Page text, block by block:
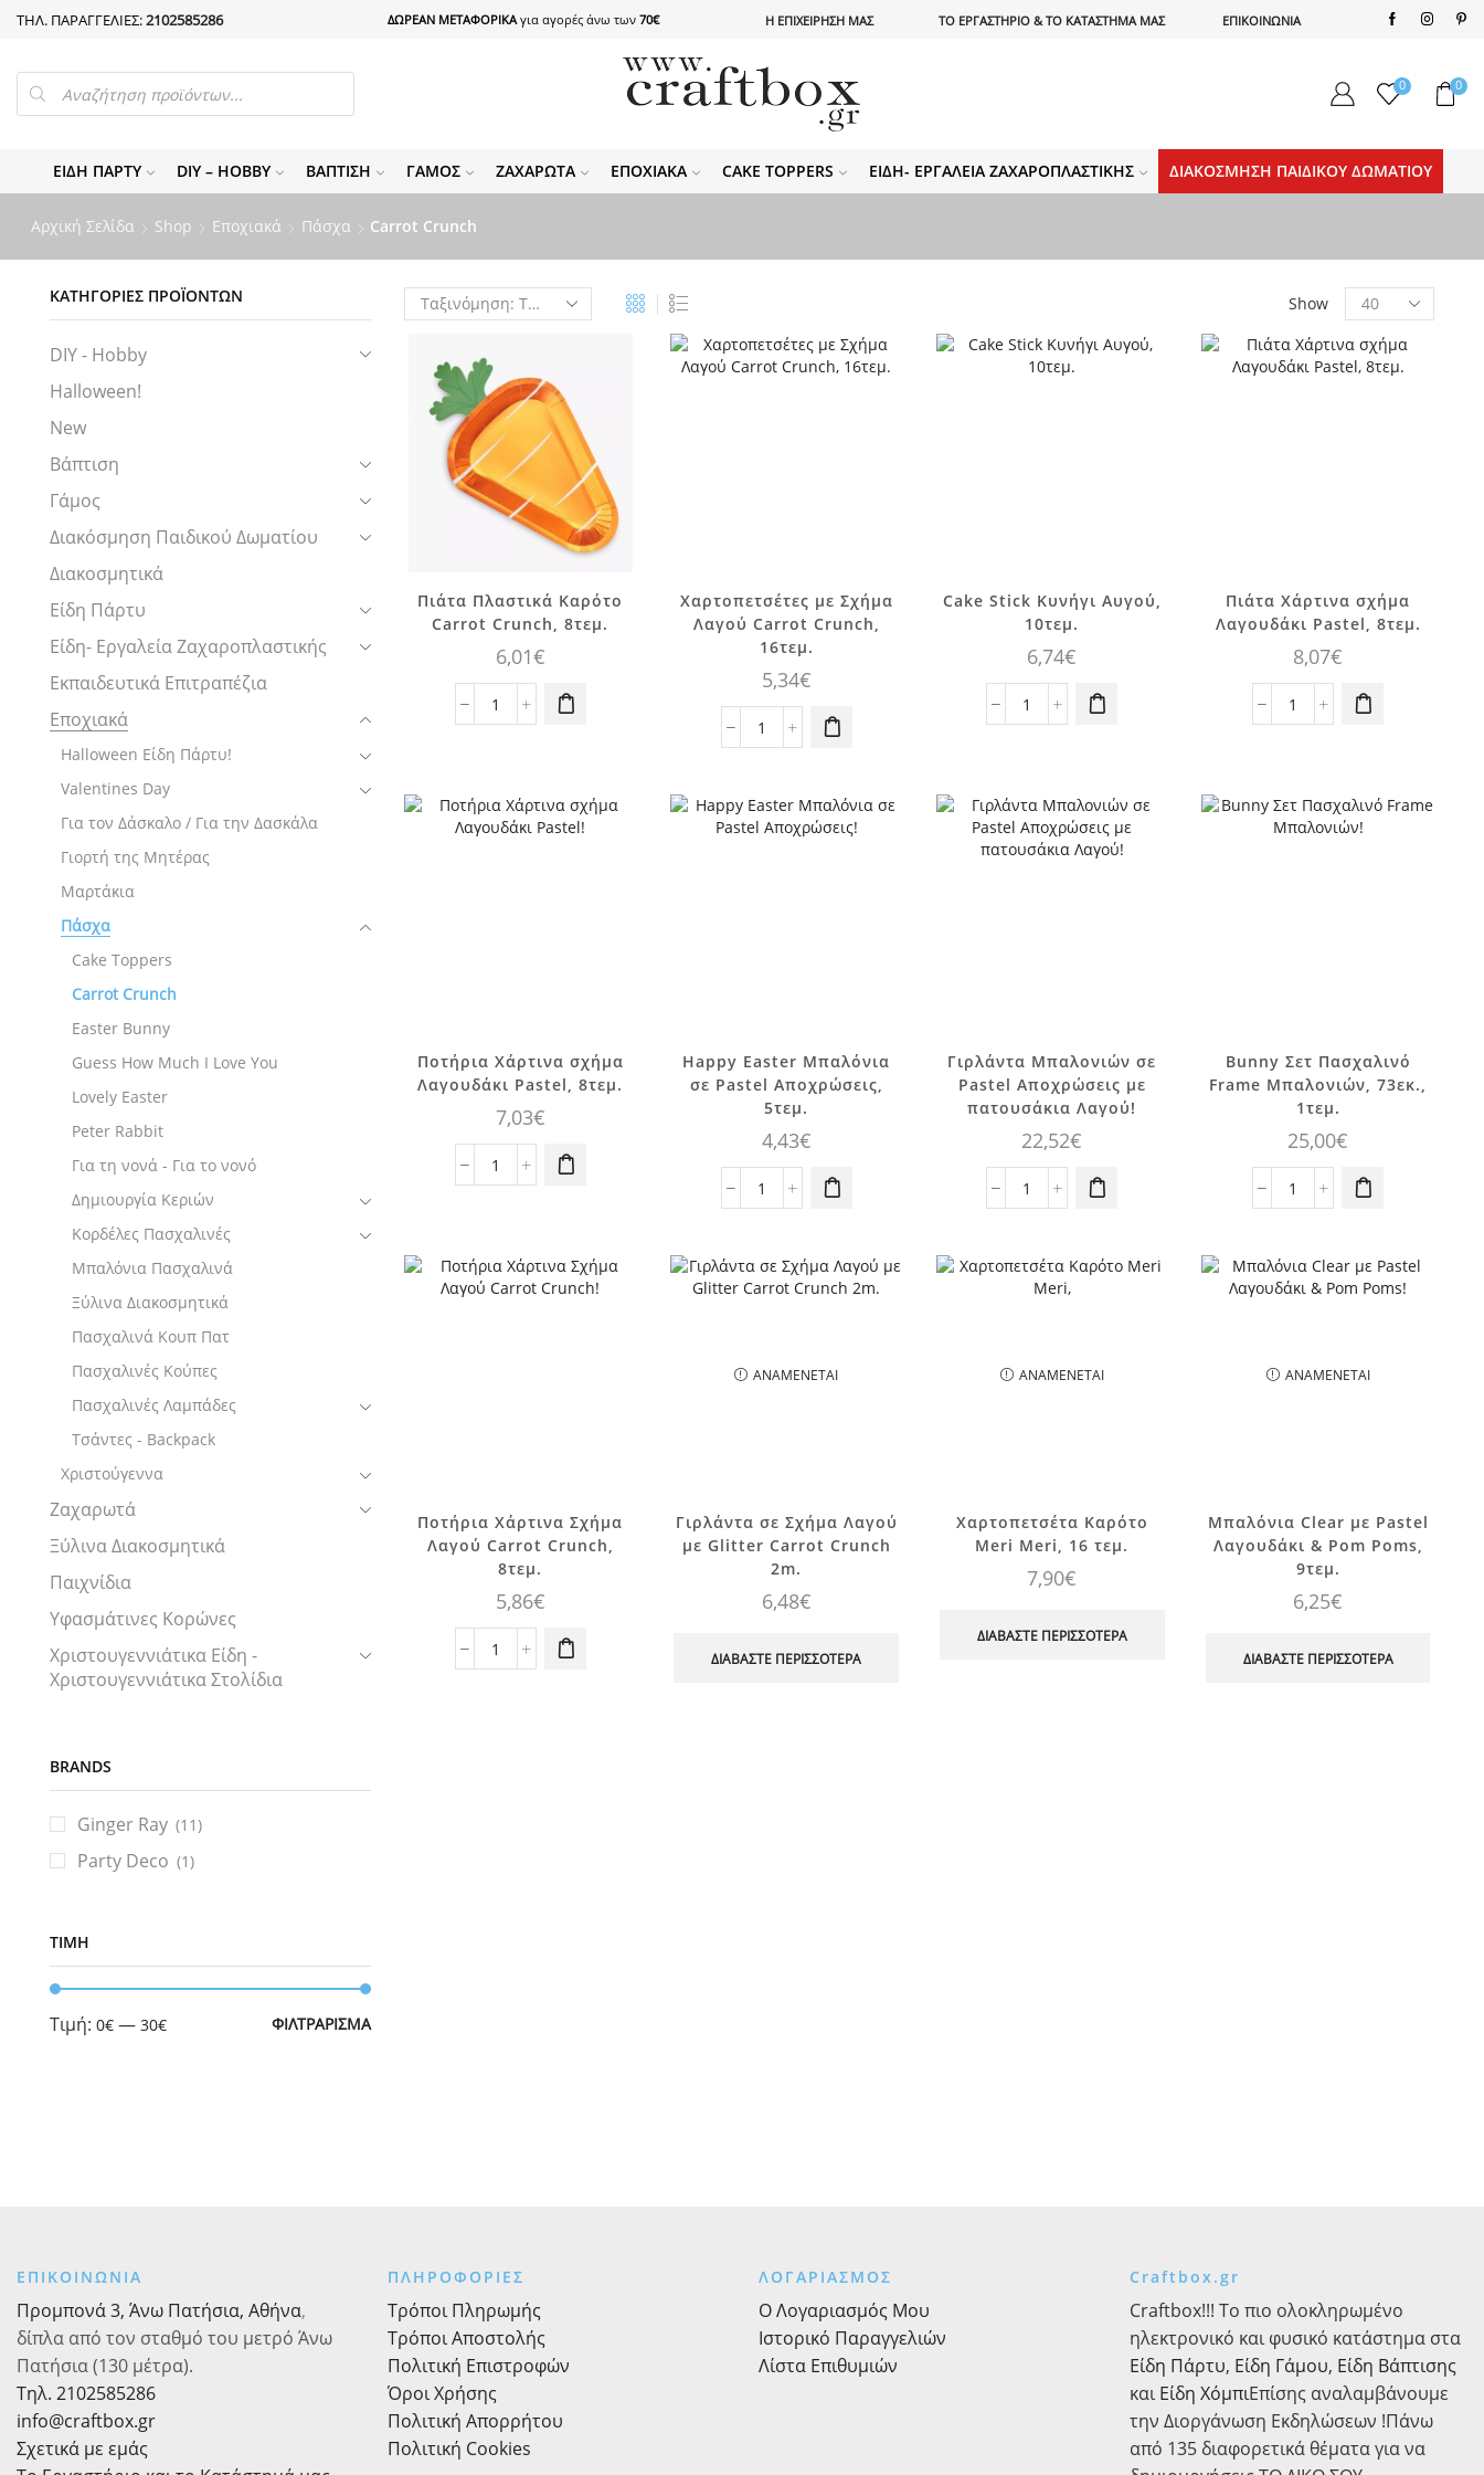
ΤΗΛ. ΠΑΡΑΓΓΕΛΙΕΣ:2102585286 ΔΩΡΕΑΝ ΜΕΤΑΦΟΡΙΚΑ για αγορές άνω των 70€ Η ΕΠΙΧΕΙΡΗΣΗ ΜΑΣ ΤΟ ΕΡΓΑΣΤΗΡΙΟ & ΤΟ ΚΑΤΑΣΤΗΜΑ ΜΑΣ ΕΠΙΚΟΙΝΩΝΙΑ
PRODUCTS
SEARCH 0 0
ΕΊΔΗ ΠΆΡΤΥ DIY – HOBBY ΒΆΠΤΙΣΗ ΓΆΜΟΣ ΖΑΧΑΡΩΤΆ ΕΠΟΧΙΑΚΆ CAKE TOPPERS ΕΊΔΗ- ΕΡΓΑΛΕΊΑ ΖΑΧΑΡΟΠΛΑΣΤΙΚΉΣ ΔΙΑΚΌΣΜΗΣΗ ΠΑΙΔΙΚΟΎ ΔΩΜΑΤΊΟΥ
Αρχική Σελίδα Shop Εποχιακά Πάσχα Carrot Crunch
Show
Products
per
page
Πιάτα Πλαστικά Καρότο
Carrot Crunch, 8τεμ.
6,01€
Πιάτα
Crunch,
8τεμ.
Χαρτοπετσέτες με Σχήμα
Λαγού Carrot Crunch,
16τεμ.
5,34€
Χαρτοπετσέτες
Λαγού
Carrot
Cake Stick Κυνήγι Αυγού,
10τεμ.
6,74€
Cake
10τεμ.
ποσότητα
Πιάτα Χάρτινα σχήμα
Λαγουδάκι Pastel, 8τεμ.
8,07€
Πιάτα
Pastel,
8τεμ.
Ποτήρια Χάρτινα σχήμα
Λαγουδάκι Pastel, 8τεμ.
7,03€
Ποτήρια
Pastel,
8τεμ.
Happy Easter Μπαλόνια
σε Pastel Αποχρώσεις,
5τεμ.
4,43€
Happy
σε
Pastel
Γιρλάντα Μπαλονιών σε
Pastel Αποχρώσεις με
πατουσάκια Λαγού!
22,52€
Γιρλάντα
Pastel
Αποχρώσεις
ποσότητα
Bunny Σετ Πασχαλινό
Frame Μπαλονιών, 73εκ.,
1τεμ.
25,00€
Bunny
Frame
Μπαλονιών,
Ποτήρια Χάρτινα Σχήμα
Λαγού Carrot Crunch,
8τεμ.
5,86€
Ποτήρια
ΑΝΑΜΈΝΕΤΑΙ
Γιρλάντα σε Σχήμα Λαγού
με Glitter Carrot Crunch
2m.
6,48€
ΔΙΑΒΆΣΤΕ ΠΕΡΙΣΣΌΤΕΡΑ
ΑΝΑΜΈΝΕΤΑΙ
Χαρτοπετσέτα Καρότο
Meri Meri, 16 τεμ.
7,90€
ΔΙΑΒΆΣΤΕ ΠΕΡΙΣΣΌΤΕΡΑ
ΑΝΑΜΈΝΕΤΑΙ
Μπαλόνια Clear με Pastel
Λαγουδάκι & Pom Poms,
9τεμ.
6,25€
ΔΙΑΒΆΣΤΕ ΠΕΡΙΣΣΌΤΕΡΑ
ΚΑΤΗΓΟΡΊΕΣ ΠΡΟΪΌΝΤΩΝ
DIY - Hobby
Halloween!
New
Βάπτιση
Γάμος
Διακόσμηση Παιδικού Δωματίου
Διακοσμητικά
Είδη Πάρτυ
Είδη- Εργαλεία Ζαχαροπλαστικής
Εκπαιδευτικά Επιτραπέζια
Εποχιακά
Halloween Είδη Πάρτυ!
Valentines Day
Για τον Δάσκαλο / Για την Δασκάλα
Γιορτή της Μητέρας
Μαρτάκια
Πάσχα
Cake Toppers
Carrot Crunch
Easter Bunny
Guess How Much I Love You
Lovely Easter
Peter Rabbit
Για τη νονά - Για το νονό
Δημιουργία Κεριών
Κορδέλες Πασχαλινές
Μπαλόνια Πασχαλινά
Ξύλινα Διακοσμητικά
Πασχαλινά Κουπ Πατ
Πασχαλινές Κούπες
Πασχαλινές Λαμπάδες
Τσάντες - Backpack
Χριστούγεννα
Ζαχαρωτά
Ξύλινα Διακοσμητικά
Παιχνίδια
Υφασμάτινες Κορώνες
Χριστουγεννιάτικα Είδη -
Χριστουγεννιάτικα Στολίδια
BRANDS
Ginger Ray (11)
Party Deco (1)
ΤΙΜΉ
Ελάχιστη
Μέγιστη
ΦΙΛΤΡΆΡΙΣΜΑ
Τιμή: 0€ — 30€
ΕΠΙΚΟΙΝΩΝΙΑ
Προμπονά 3, Άνω Πατήσια, Αθήνα,
δίπλα από τον σταθμό του μετρό Άνω
Πατήσια (130 μέτρα).
Τηλ. 2102585286
info@craftbox.gr
Σχετικά με εμάς
ΠΛΗΡΟΦΟΡΙΕΣ
Τρόποι Πληρωμής
Τρόποι Αποστολής
Πολιτική Επιστροφών
Όροι Χρήσης
Πολιτική Απορρήτου
Πολιτική Cookies
ΛΟΓΑΡΙΑΣΜΟΣ
Ο Λογαριασμός Μου
Ιστορικό Παραγγελιών
Λίστα Επιθυμιών
Craftbox.gr
Craftbox!!! Το πιο ολοκληρωμένο
ηλεκτρονικό και φυσικό κατάστημα στα
Είδη Πάρτυ, Είδη Γάμου, Είδη Βάπτισης
και Είδη ΧόμπιΕπίσης αναλαμβάνουμε
την Διοργάνωση Εκδηλώσεων !Πάνω
από 135 διαφορετικά θέματα για να